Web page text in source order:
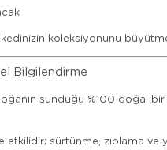
koleksiyonunu
Bilgilendirme
sunduğu %100 doğal bir
etkilidir; sürtünme, zıplama